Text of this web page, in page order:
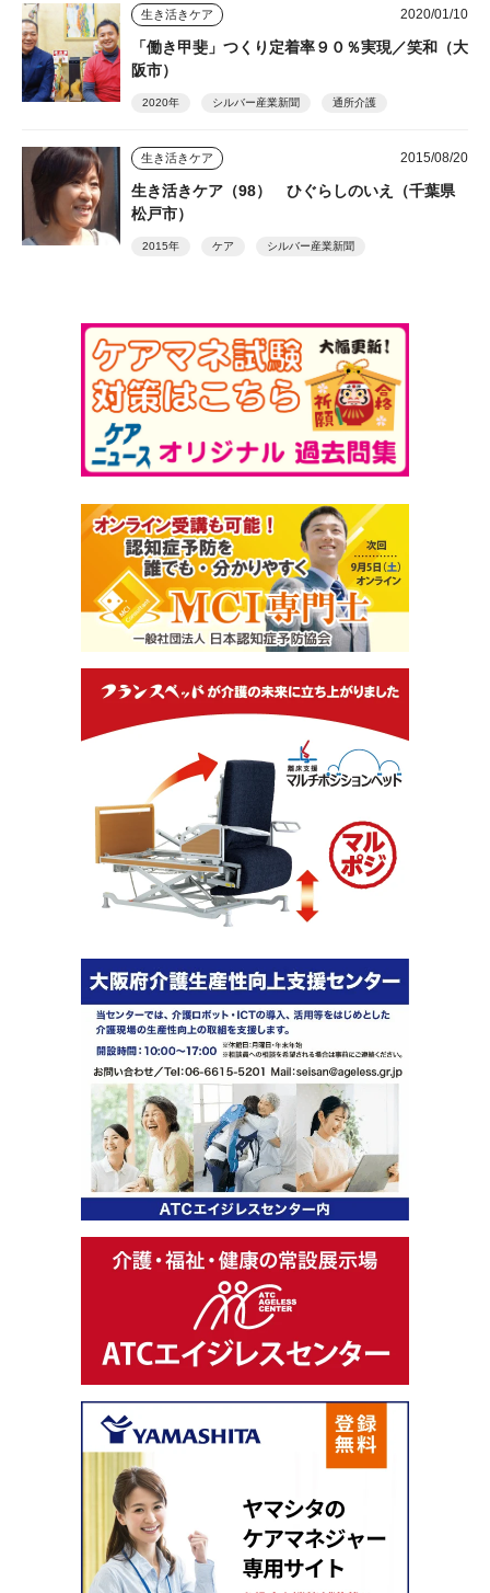
生き活きケア 2020/01/10
「働き甲斐」つくり定着率９０％実現／笑和（大
阪市）
2020年 シルバー産業新聞 通所介護
生き活きケア 2015/08/20
生き活きケア（98） ひぐらしのいえ（千葉県
松戸市）
2015年 ケア シルバー産業新聞